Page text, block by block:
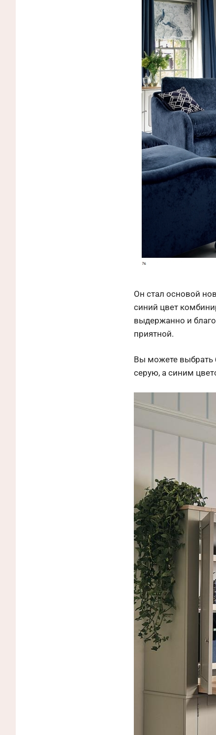
Он стал основой
синий цвет
выдержанно и
приятной.
Вы можете выбрать
серую, а синим